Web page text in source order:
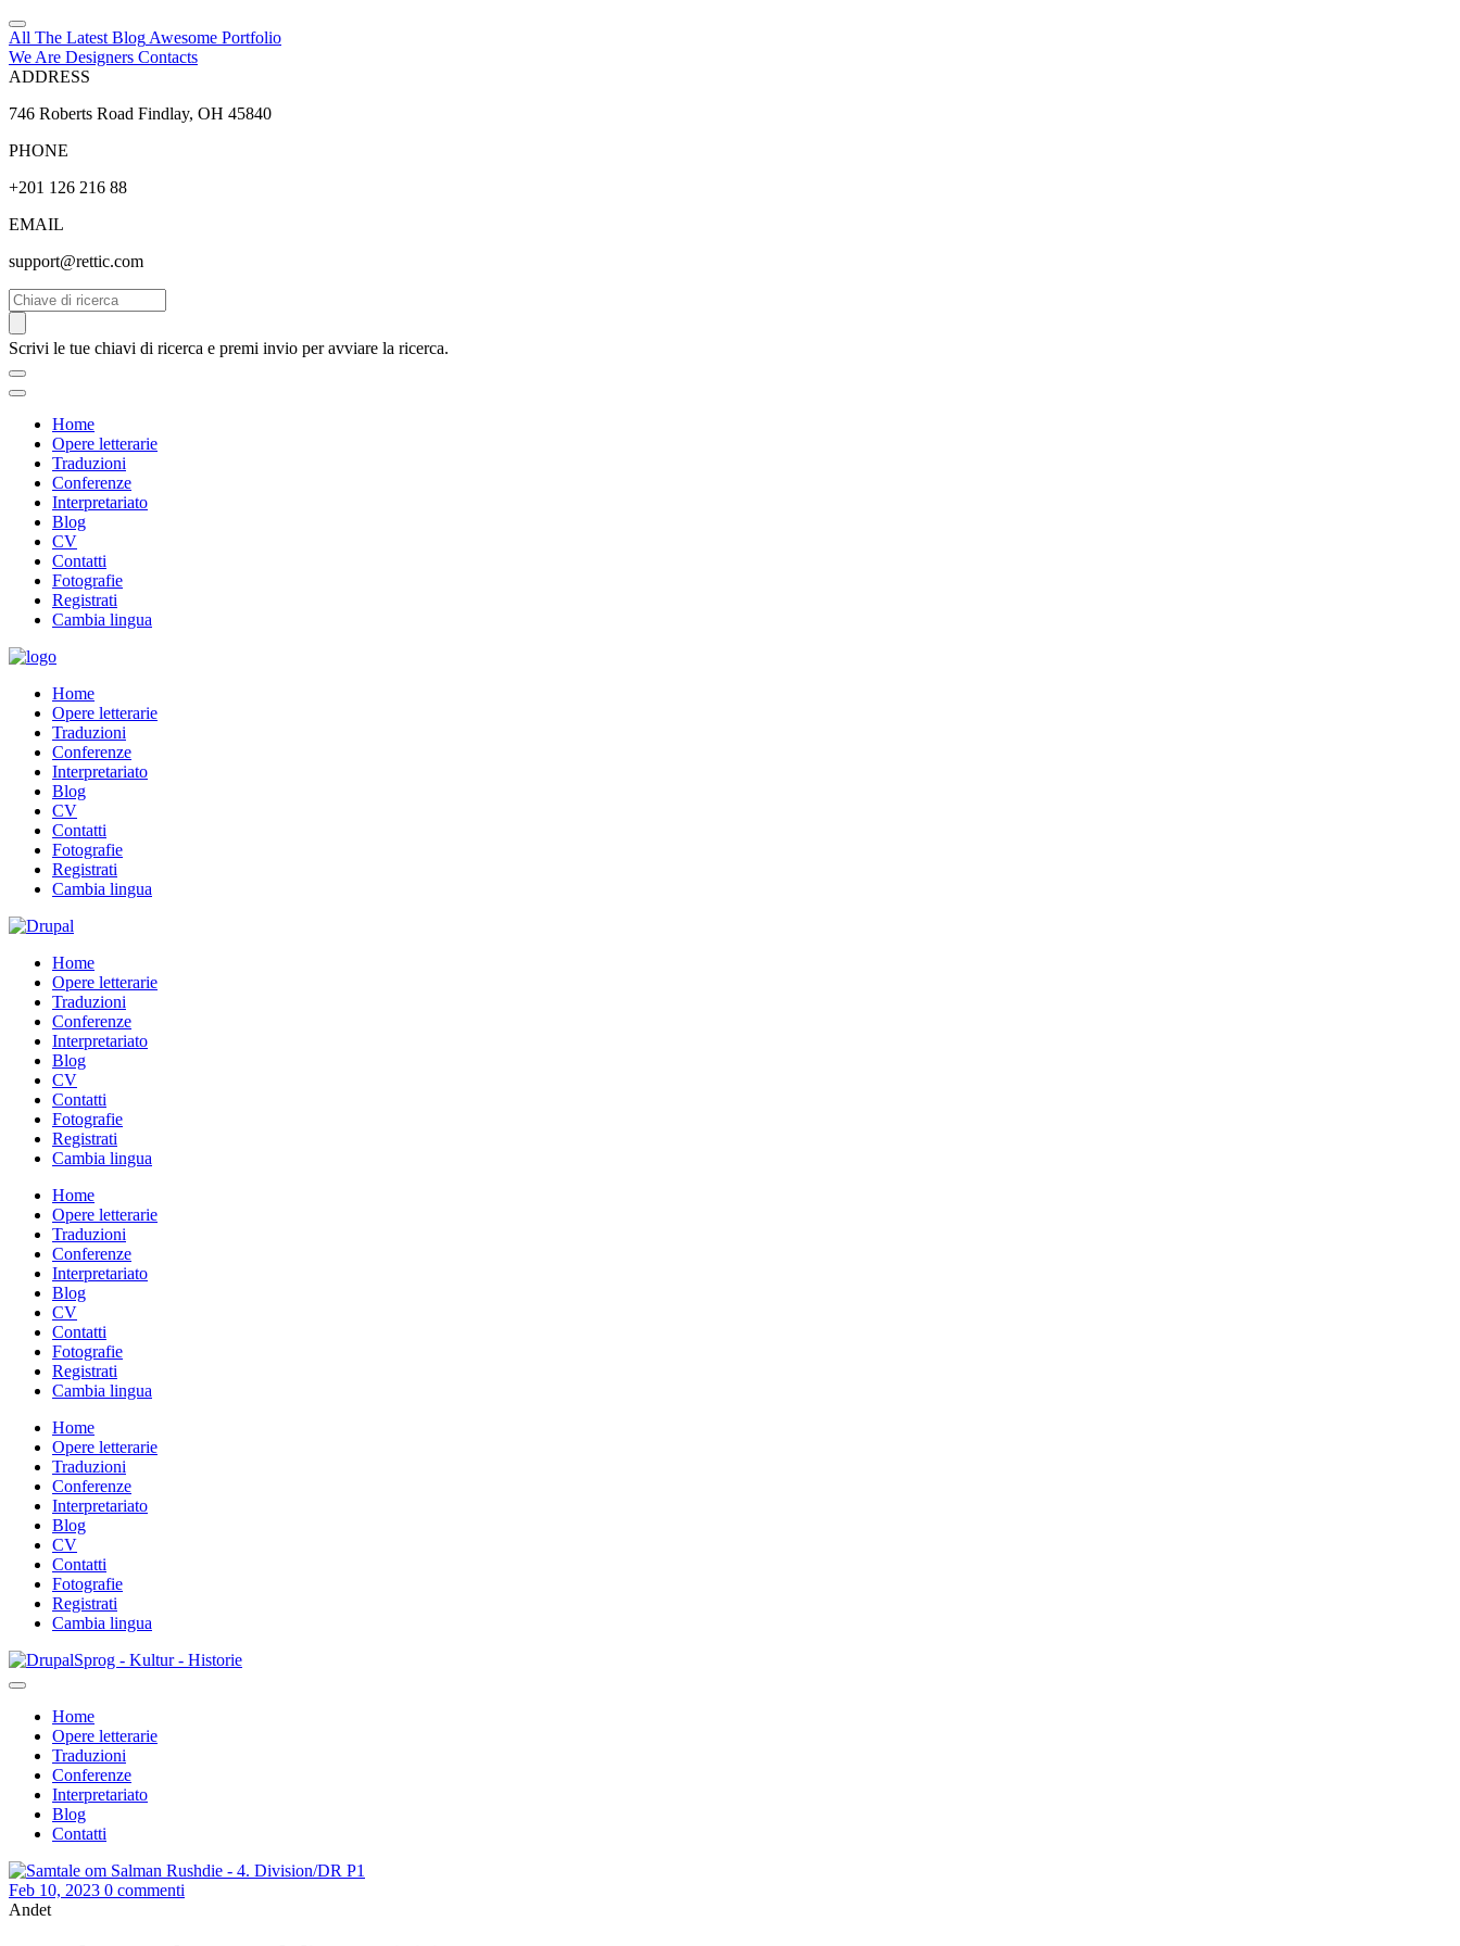
All The Latest Blog Awesome Portfolio
We Are Designers Contacts
ADDRESS
746 Roberts Road Findlay, OH 45840
PHONE
+201 126 216 88
EMAIL
support@rettic.com
Cerca
Scrivi le tue chiavi di ricerca e premi invio per avviare la ricerca.
Home
Opere letterarie
Traduzioni
Conferenze
Interpretariato
Blog
CV
Contatti
Fotografie
Registrati
Cambia lingua
Home
Opere letterarie
Traduzioni
Conferenze
Interpretariato
Blog
CV
Contatti
Fotografie
Registrati
Cambia lingua
Home
Opere letterarie
Traduzioni
Conferenze
Interpretariato
Blog
CV
Contatti
Fotografie
Registrati
Cambia lingua
Home
Opere letterarie
Traduzioni
Conferenze
Interpretariato
Blog
CV
Contatti
Fotografie
Registrati
Cambia lingua
Home
Opere letterarie
Traduzioni
Conferenze
Interpretariato
Blog
CV
Contatti
Fotografie
Registrati
Cambia lingua
Salta
al
principale
Sprog - Kultur - Historie
Primær
navigation
Home
Opere letterarie
Traduzioni
Conferenze
Interpretariato
Blog
Contatti
Feb 10, 2023 0 commenti
Andet